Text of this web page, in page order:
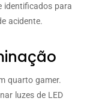
identificados para
acidente.
quarto gamer.
luzes de LED